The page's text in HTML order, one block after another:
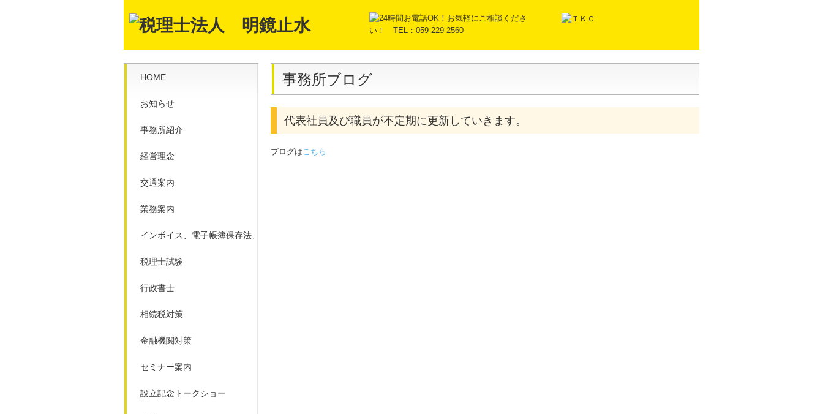
HOME
お知らせ
事務所紹介
経営理念
交通案内
業務案内
インボイス、電子帳簿保存法、クラウド
税理士試験
行政書士
相続税対策
金融機関対策
セミナー案内
設立記念トークショー
事務所ブログ
代表社員及び職員が不定期に更新していきます。
ブログはこちら